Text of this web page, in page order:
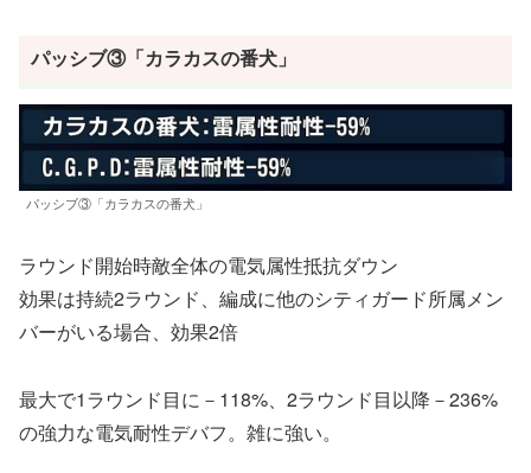
パッシブ③「カラカスの番犬」
パッシブ③「カラカスの番犬」
ラウンド開始時敵全体の電気属性抵抗ダウン
効果は持続2ラウンド、編成に他のシティガード所属メン
バーがいる場合、効果2倍
最大で1ラウンド目に－118%、2ラウンド目以降－236%
の強力な電気耐性デバフ。雑に強い。